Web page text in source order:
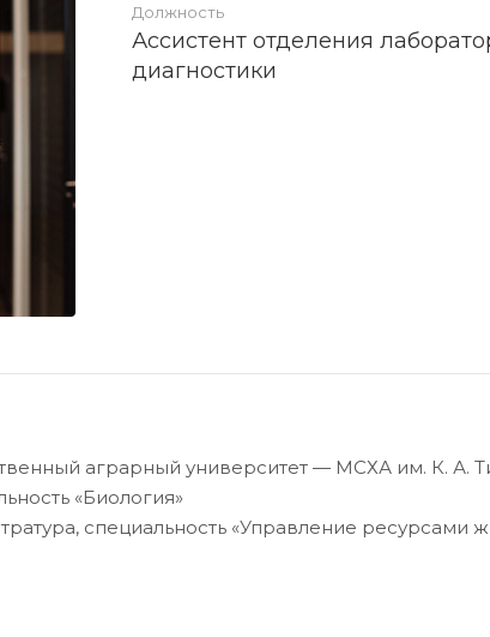
Должность
Ассистент отделения
диагностики
аграрный университет — МСХА им. К. А.
«Биология»
специальность «Управление ресурсами